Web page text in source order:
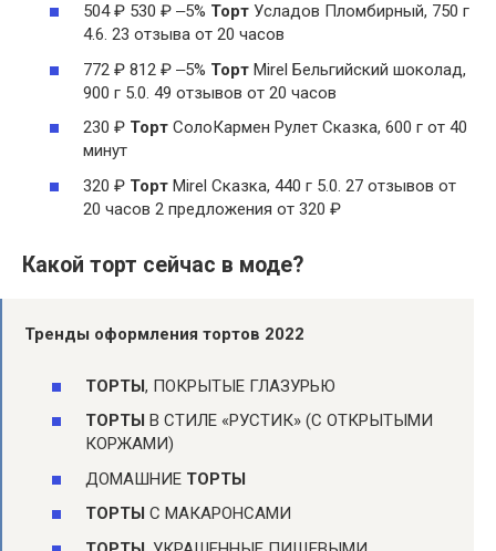
504 ₽ 530 ₽ ‒5% Торт Усладов Пломбирный, 750 г
4.6. 23 отзыва от 20 часов
772 ₽ 812 ₽ ‒5% Торт Mirel Бельгийский шоколад,
900 г 5.0. 49 отзывов от 20 часов
230 ₽ Торт СолоКармен Рулет Сказка, 600 г от 40
минут
320 ₽ Торт Mirel Сказка, 440 г 5.0. 27 отзывов от
20 часов 2 предложения от 320 ₽
Какой торт сейчас в моде?
Тренды оформления тортов 2022
ТОРТЫ, ПОКРЫТЫЕ ГЛАЗУРЬЮ
ТОРТЫ В СТИЛЕ «РУСТИК» (С ОТКРЫТЫМИ
КОРЖАМИ)
ДОМАШНИЕ ТОРТЫ
ТОРТЫ С МАКАРОНСАМИ